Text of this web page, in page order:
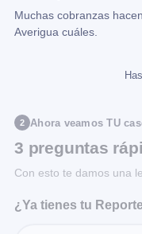
Muchas cobranzas
Averigua cuáles.
2 Ahora veamos TU
3 preguntas
Con esto te damos una
¿Ya tienes tu